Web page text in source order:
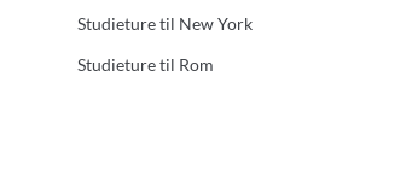
Studieture til New York
Studieture til Rom